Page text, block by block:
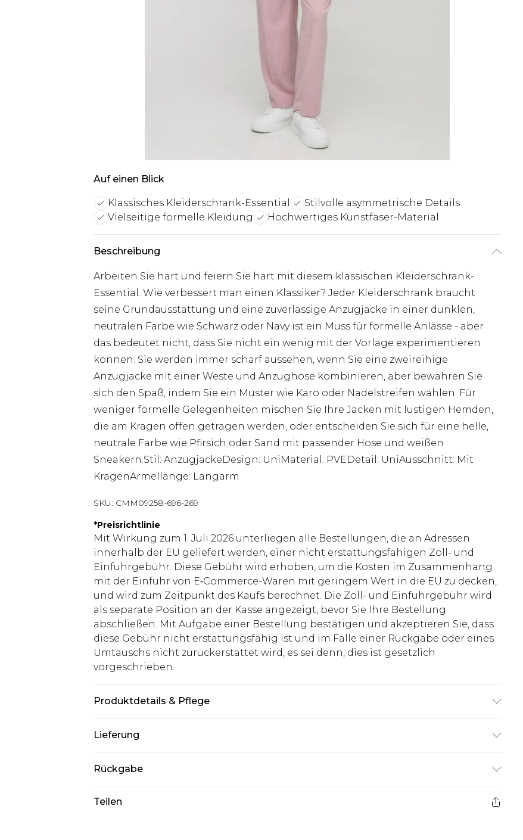
Auf einen Blick
Klassisches Kleiderschrank-Essential
Stilvolle asymmetrische Details
Vielseitige formelle Kleidung
Hochwertiges Kunstfaser-Material
Beschreibung
Arbeiten Sie hart und feiern Sie hart mit diesem klassischen Kleiderschrank-
Essential. Wie verbessert man einen Klassiker? Jeder Kleiderschrank braucht
seine Grundausstattung und eine zuverlässige Anzugjacke in einer dunklen,
neutralen Farbe wie Schwarz oder Navy ist ein Muss für formelle Anlässe - aber
das bedeutet nicht, dass Sie nicht ein wenig mit der Vorlage experimentieren
können. Sie werden immer scharf aussehen, wenn Sie eine zweireihige
Anzugjacke mit einer Weste und Anzughose kombinieren, aber bewahren Sie
sich den Spaß, indem Sie ein Muster wie Karo oder Nadelstreifen wählen. Für
weniger formelle Gelegenheiten mischen Sie Ihre Jacken mit lustigen Hemden,
die am Kragen offen getragen werden, oder entscheiden Sie sich für eine helle,
neutrale Farbe wie Pfirsich oder Sand mit passender Hose und weißen
Sneakern.Stil: AnzugjackeDesign: UniMaterial: PVEDetail: UniAusschnitt: Mit
KragenÄrmellänge: Langarm
SKU: CMM09258-696-269
*Preisrichtlinie
Mit Wirkung zum 1. Juli 2026 unterliegen alle Bestellungen, die an Adressen
innerhalb der EU geliefert werden, einer nicht erstattungsfähigen Zoll- und
Einfuhrgebühr. Diese Gebühr wird erhoben, um die Kosten im Zusammenhang
mit der Einfuhr von E‑Commerce-Waren mit geringem Wert in die EU zu decken,
und wird zum Zeitpunkt des Kaufs berechnet. Die Zoll- und Einfuhrgebühr wird
als separate Position an der Kasse angezeigt, bevor Sie Ihre Bestellung
abschließen. Mit Aufgabe einer Bestellung bestätigen und akzeptieren Sie, dass
diese Gebühr nicht erstattungsfähig ist und im Falle einer Rückgabe oder eines
Umtauschs nicht zurückerstattet wird, es sei denn, dies ist gesetzlich
vorgeschrieben.
Produktdetails & Pflege
Model ist 1,85m groß & trägt UK-Größe M/38
Lieferung
Deutschland Standardlieferung
€7.99
Bis zu 8 Werktage
Deutschland Expresslieferung
€14.99
Rückgabe
Teilen